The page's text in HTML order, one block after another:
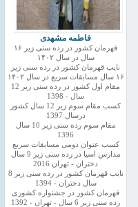
فاطمه مشهدی
قهرمان کشور در رده سنی زیر ۱۶
سال در سال ۱۴۰۲
نایب قهرمان کشور در رده سنی زیر
۱۶ سال مسابقات سریع در سال ۱۴۰۲
مقام اول کشور در رده سنی زیر 12
سال - 1398
کسب مقام سوم زیر 12 سال کشور
درسال 1397
مقام سوم رده سنی زیر 10 سال
1396
کسب عنوان دومی مسابقات سریع
مدارس اسیا در رده سنی زیر 9 سال
دختران - تهران 2016
نایب قهرمان کشور در رده سنی زیر 8
سال دختران - 1394
قهرمان کشور در جشنواره کشوری
رده سنی زیر 6 سال - تهران - 1392